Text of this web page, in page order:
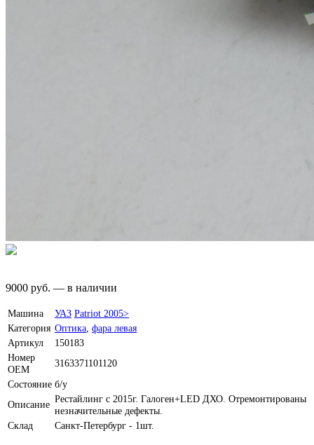
9000 руб. — в наличии
Машина УАЗ Patriot 2005>
Категория Оптика фара левая
Артикул
150183
Номер
OEM
3163371101120
Состояние б/у
Описание Рестайлинг с 2015г. Галоген+LED ДХО. Отремонтированы
незначительные дефекты.
Склад
Санкт-Петербург - 1шт.